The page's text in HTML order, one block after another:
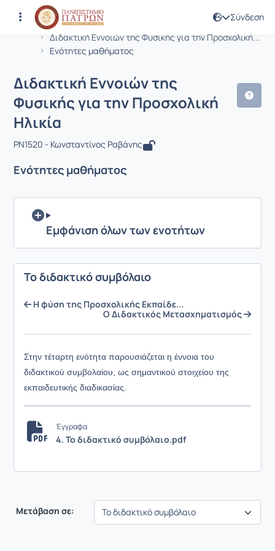
Σύνδεση
Αρχική Σελίδα
Διδακτική Εννοιών της Φυσικής για την Προσχολική...
Ενότητες μαθήματος
Μάθημα : Διδακτική Εννοιών της
Κωδικός : PN1520
Διδακτική Εννοιών της
Φυσικής για την Προσχολική
Ηλικία
PN1520 - Κωνσταντίνος Ραβάνης
Ενότητες μαθήματος
Εμφάνιση όλων των ενοτήτων
Το διδακτικό συμβόλαιο
Η φύση της Προσχολικής Εκπαίδε...
Ο Διδακτικός Μετασχηματισμός
Στην τέταρτη ενότητα παρουσιάζεται η έννοια του
διδακτικού συμβολαίου, ως σημαντικού στοιχείου της
εκπαιδευτικής διαδικασίας.
Έγγραφα
4. Το διδακτικό συμβόλαιο.pdf
Μετάβαση σε: